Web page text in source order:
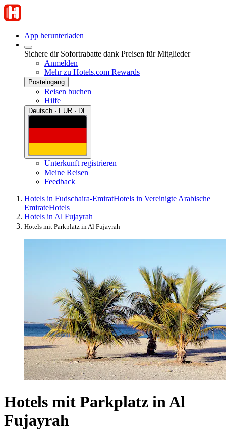
App herunterladen
Sichere dir Sofortrabatte dank Preisen für Mitglieder
Anmelden
Mehr zu Hotels.com Rewards
Posteingang
Reisen buchen
Hilfe
Deutsch · EUR · DE
Unterkunft registrieren
Meine Reisen
Feedback
Hotels in Fudschaira-EmiratHotels in Vereinigte Arabische
EmirateHotels
Hotels in Al Fujayrah
Hotels mit Parkplatz in Al Fujayrah
Hotels mit Parkplatz in Al
Fujayrah